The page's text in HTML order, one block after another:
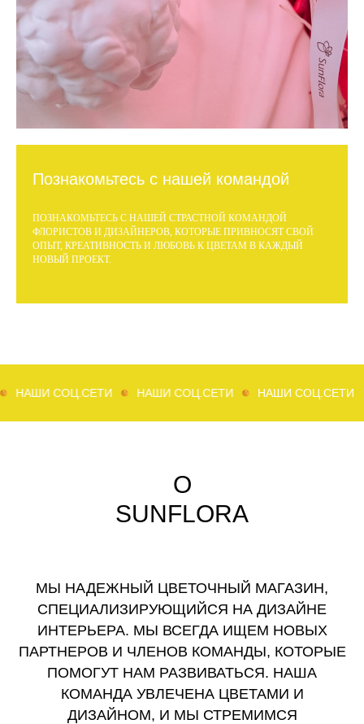
Познакомьтесь с нашей командой
ПОЗНАКОМЬТЕСЬ С НАШЕЙ СТРАСТНОЙ КОМАНДОЙ
ФЛОРИСТОВ И ДИЗАЙНЕРОВ, КОТОРЫЕ ПРИВНОСЯТ СВОЙ
ОПЫТ, КРЕАТИВНОСТЬ И ЛЮБОВЬ К ЦВЕТАМ В КАЖДЫЙ
НОВЫЙ ПРОЕКТ.
СОЦ.СЕТИ НАШИ СОЦ.СЕТИ НАШИ СОЦ.СЕТИ
О
SUNFLORA
МЫ НАДЕЖНЫЙ ЦВЕТОЧНЫЙ МАГАЗИН,
СПЕЦИАЛИЗИРУЮЩИЙСЯ НА ДИЗАЙНЕ
ИНТЕРЬЕРА. МЫ ВСЕГДА ИЩЕМ НОВЫХ
ПАРТНЕРОВ И ЧЛЕНОВ КОМАНДЫ, КОТОРЫЕ
ПОМОГУТ НАМ РАЗВИВАТЬСЯ. НАША
КОМАНДА УВЛЕЧЕНА ЦВЕТАМИ И
ДИЗАЙНОМ, И МЫ СТРЕМИМСЯ